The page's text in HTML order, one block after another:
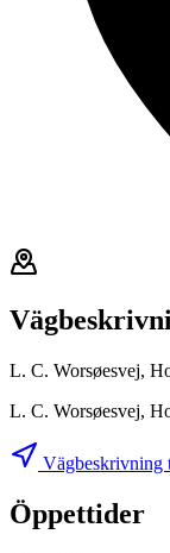
L. C. Worsøesvej,
L. C. Worsøesvej,
Vägbeskrivning
Öppettider